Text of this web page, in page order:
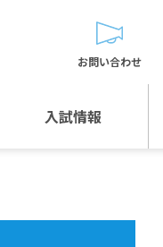
入試情報
お問い合わせ